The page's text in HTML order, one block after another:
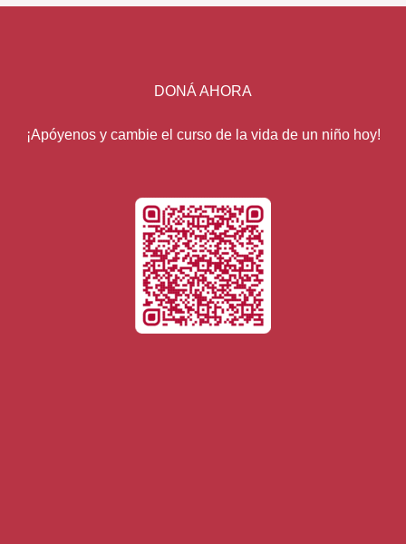
DONÁ AHORA
¡Apóyenos y cambie el curso de la vida de un niño hoy!